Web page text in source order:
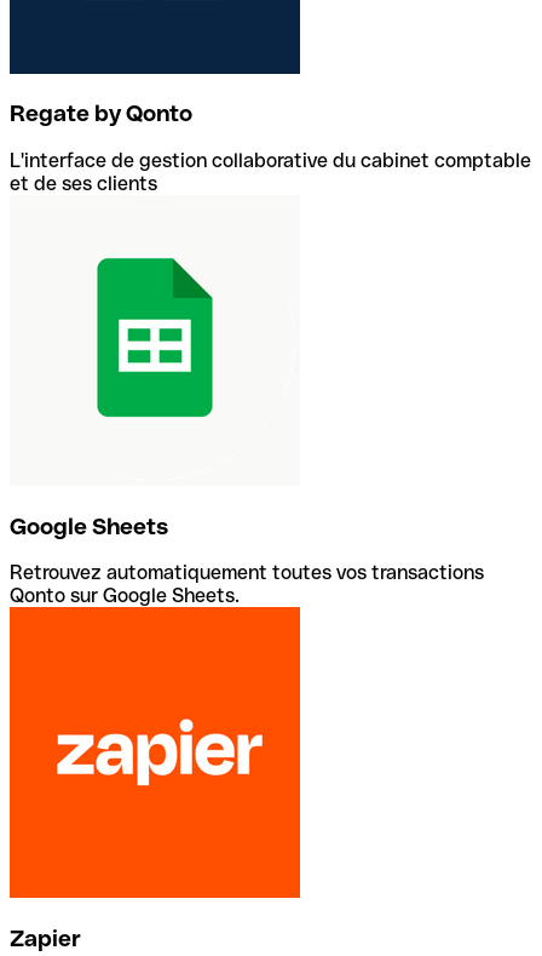
Regate by Qonto
L'interface de gestion collaborative du cabinet comptable
et de ses clients
Google Sheets
Retrouvez automatiquement toutes vos transactions
Qonto sur Google Sheets.
Zapier